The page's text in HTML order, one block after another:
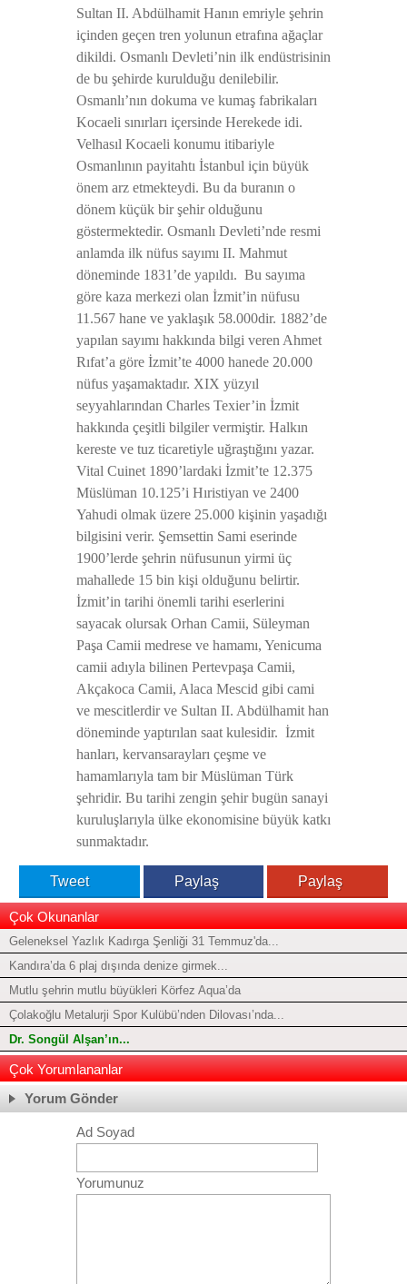
Sultan II. Abdülhamit Hanın emriyle şehrin
içinden geçen tren yolunun etrafına ağaçlar
dikildi. Osmanlı Devleti’nin ilk endüstrisinin
de bu şehirde kurulduğu denilebilir.
Osmanlı’nın dokuma ve kumaş fabrikaları
Kocaeli sınırları içersinde Herekede idi.
Velhasıl Kocaeli konumu itibariyle
Osmanlının payitahtı İstanbul için büyük
önem arz etmekteydi. Bu da buranın o
dönem küçük bir şehir olduğunu
göstermektedir. Osmanlı Devleti’nde resmi
anlamda ilk nüfus sayımı II. Mahmut
döneminde 1831’de yapıldı. Bu sayıma
göre kaza merkezi olan İzmit’in nüfusu
11.567 hane ve yaklaşık 58.000dir. 1882’de
yapılan sayımı hakkında bilgi veren Ahmet
Rıfat’a göre İzmit’te 4000 hanede 20.000
nüfus yaşamaktadır. XIX yüzyıl
seyyahlarından Charles Texier’in İzmit
hakkında çeşitli bilgiler vermiştir. Halkın
kereste ve tuz ticaretiyle uğraştığını yazar.
Vital Cuinet 1890’lardaki İzmit’te 12.375
Müslüman 10.125’i Hıristiyan ve 2400
Yahudi olmak üzere 25.000 kişinin yaşadığı
bilgisini verir. Şemsettin Sami eserinde
1900’lerde şehrin nüfusunun yirmi üç
mahallede 15 bin kişi olduğunu belirtir.
İzmit’in tarihi önemli tarihi eserlerini
sayacak olursak Orhan Camii, Süleyman
Paşa Camii medrese ve hamamı, Yenicuma
camii adıyla bilinen Pertevpaşa Camii,
Akçakoca Camii, Alaca Mescid gibi cami
ve mescitlerdir ve Sultan II. Abdülhamit han
döneminde yaptırılan saat kulesidir. İzmit
hanları, kervansarayları çeşme ve
hamamlarıyla tam bir Müslüman Türk
şehridir. Bu tarihi zengin şehir bugün sanayi
kuruluşlarıyla ülke ekonomisine büyük katkı
sunmaktadır.
Tweet Paylaş Paylaş
Çok Okunanlar
Geleneksel Yazlık Kadırga Şenliği 31 Temmuz'da...
Kandıra’da 6 plaj dışında denize girmek...
Mutlu şehrin mutlu büyükleri Körfez Aqua’da
Çolakoğlu Metalurji Spor Kulübü’nden Dilovası’nda...
Dr. Songül Alşan’ın...
Çok Yorumlananlar
Yorum Gönder
Ad Soyad
Yorumunuz